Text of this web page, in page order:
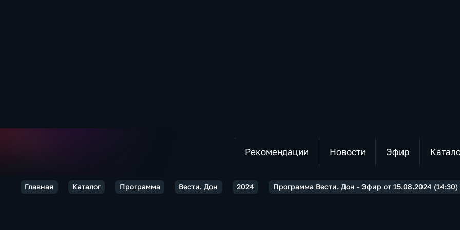
Рекомендации Новости Эфир
Главная Каталог Программа Вести. Дон 2024 Программа Вести. Дон - Эфир от 15.08.2024 (14:30)